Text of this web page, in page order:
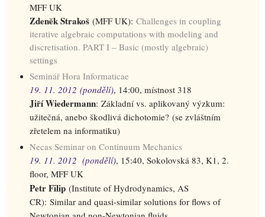
MFF UK
Zdeněk Strakoš (MFF UK): Challenges in coupling
iterative algebraic computations with modeling and
discretisation. PART I – Basic (mostly algebraic)
settings
Seminář Hora Informaticae
19. 11. 2012 (pondělí), 14:00, místnost 318
Jiří Wiedermann: Základní vs. aplikovaný výzkum:
užitečná, anebo škodlivá dichotomie? (se zvláštním
zřetelem na informatiku)
Necas Seminar on Continuum Mechanics
19. 11. 2012 (pondělí), 15:40, Sokolovská 83, K1, 2.
floor, MFF UK
Petr Filip (Institute of Hydrodynamics, AS
CR): Similar and quasi-similar solutions for flows of